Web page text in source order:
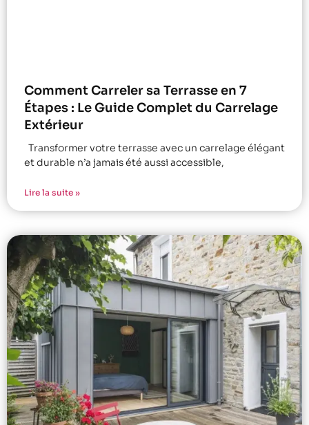
Comment Carreler sa Terrasse en 7
Étapes : Le Guide Complet du Carrelage
Extérieur
Transformer votre terrasse avec un carrelage élégant
et durable n’a jamais été aussi accessible,
Lire la suite »